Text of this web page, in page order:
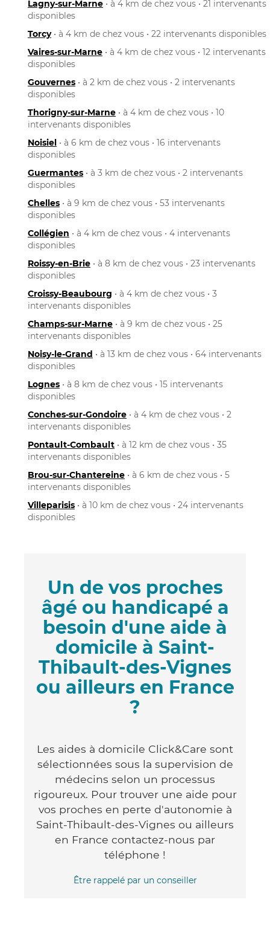
Lagny-sur-Marne • à 4 km de chez vous • 21 intervenants
disponibles
Torcy• à 4 km de chez vous • 22 intervenants disponibles
Vaires-sur-Marne • à 4 km de chez vous • 12 intervenants
disponibles
Gouvernes • à 2 km de chez vous • 2 intervenants
disponibles
Thorigny-sur-Marne • à 4 km de chez vous • 10
intervenants disponibles
Noisiel • à 6 km de chez vous • 16 intervenants
disponibles
Guermantes • à 3 km de chez vous • 2 intervenants
disponibles
Chelles • à 9 km de chez vous • 53 intervenants
disponibles
Collégien • à 4 km de chez vous • 4 intervenants
disponibles
Roissy-en-Brie • à 8 km de chez vous • 23 intervenants
disponibles
Croissy-Beaubourg • à 4 km de chez vous • 3
intervenants disponibles
Champs-sur-Marne • à 9 km de chez vous • 25
intervenants disponibles
Noisy-le-Grand • à 13 km de chez vous • 64 intervenants
disponibles
Lognes • à 8 km de chez vous • 15 intervenants
disponibles
Conches-sur-Gondoire • à 4 km de chez vous • 2
intervenants disponibles
Pontault-Combault • à 12 km de chez vous • 35
intervenants disponibles
Brou-sur-Chantereine • à 6 km de chez vous • 5
intervenants disponibles
Villeparisis • à 10 km de chez vous • 24 intervenants
disponibles
Un de vos proches
âgé ou handicapé a
besoin d'une aide à
domicile à Saint-
Thibault-des-Vignes
ou ailleurs en France
?
Les aides à domicile Click&Care sont
sélectionnées sous la supervision de
médecins selon un processus
rigoureux. Pour trouver une aide pour
vos proches en perte d'autonomie à
Saint-Thibault-des-Vignes ou ailleurs
en France contactez-nous par
téléphone !
Être rappelé par un conseiller